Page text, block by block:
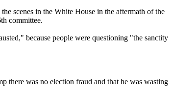
scenes in the White House in the aftermath of the
committee.
because people were questioning "the sanctity
there was no election fraud and that he was wasting